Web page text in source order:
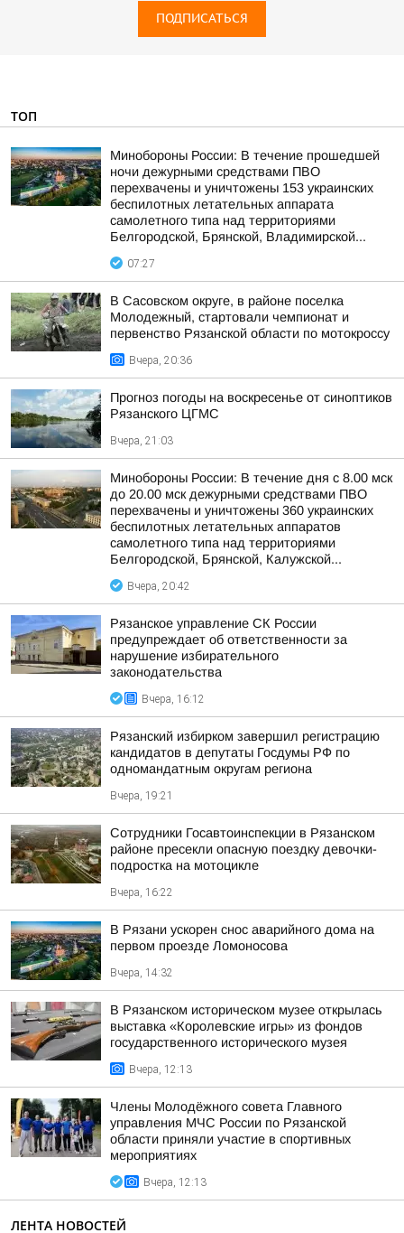
ПОДПИСАТЬСЯ
ТОП
Минобороны России: В течение прошедшей
ночи дежурными средствами ПВО
перехвачены и уничтожены 153 украинских
беспилотных летательных аппарата
самолетного типа над территориями
Белгородской, Брянской, Владимирской...
07:27
В Сасовском округе, в районе поселка
Молодежный, стартовали чемпионат и
первенство Рязанской области по мотокроссу
Вчера, 20:36
Прогноз погоды на воскресенье от синоптиков
Рязанского ЦГМС
Вчера, 21:03
Минобороны России: В течение дня с 8.00 мск
до 20.00 мск дежурными средствами ПВО
перехвачены и уничтожены 360 украинских
беспилотных летательных аппаратов
самолетного типа над территориями
Белгородской, Брянской, Калужской...
Вчера, 20:42
Рязанское управление СК России
предупреждает об ответственности за
нарушение избирательного
законодательства
Вчера, 16:12
Рязанский избирком завершил регистрацию
кандидатов в депутаты Госдумы РФ по
одномандатным округам региона
Вчера, 19:21
Сотрудники Госавтоинспекции в Рязанском
районе пресекли опасную поездку девочки-
подростка на мотоцикле
Вчера, 16:22
В Рязани ускорен снос аварийного дома на
первом проезде Ломоносова
Вчера, 14:32
В Рязанском историческом музее открылась
выставка «Королевские игры» из фондов
государственного исторического музея
Вчера, 12:13
Члены Молодёжного совета Главного
управления МЧС России по Рязанской
области приняли участие в спортивных
мероприятиях
Вчера, 12:13
ЛЕНТА НОВОСТЕЙ